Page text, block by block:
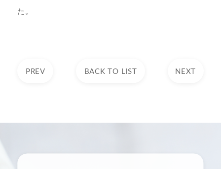
た。
PREV BACK TO LIST NEXT